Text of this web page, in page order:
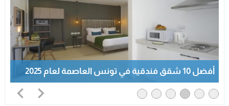
أفضل 10 شقق فندقية في تونس العاصمة لعام 2025